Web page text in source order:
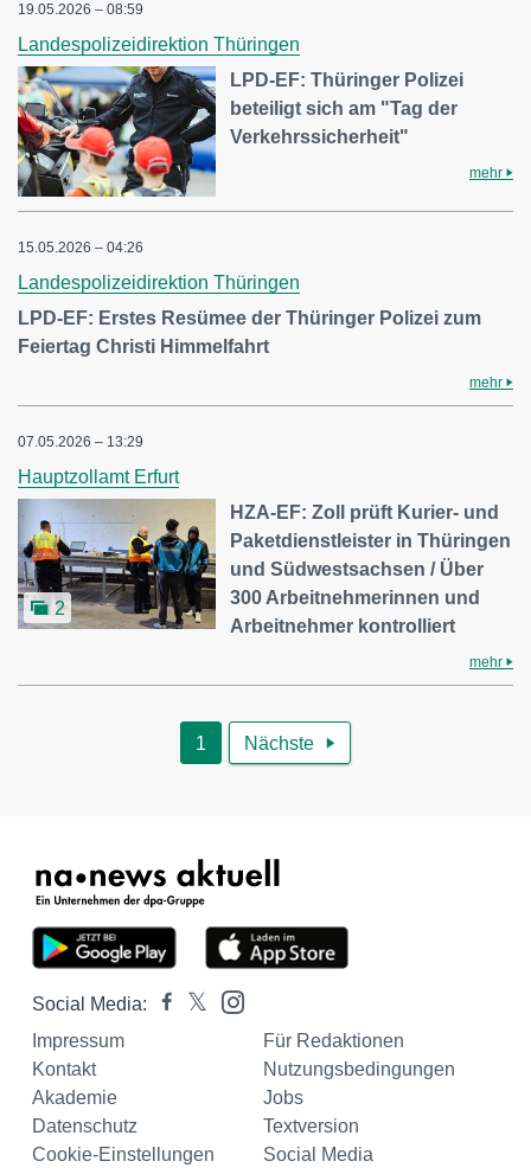
19.05.2026 – 08:59
Landespolizeidirektion Thüringen
LPD-EF: Thüringer Polizei
beteiligt sich am "Tag der
Verkehrssicherheit"
mehr
15.05.2026 – 04:26
Landespolizeidirektion Thüringen
LPD-EF: Erstes Resümee der Thüringer Polizei zum
Feiertag Christi Himmelfahrt
mehr
07.05.2026 – 13:29
Hauptzollamt Erfurt
2
HZA-EF: Zoll prüft Kurier- und
Paketdienstleister in Thüringen
und Südwestsachsen / Über
300 Arbeitnehmerinnen und
Arbeitnehmer kontrolliert
mehr
1 Nächste 
Social Media:
Impressum
Für Redaktionen
Kontakt
Nutzungsbedingungen
Akademie
Jobs
Datenschutz
Textversion
Cookie-Einstellungen
Social Media